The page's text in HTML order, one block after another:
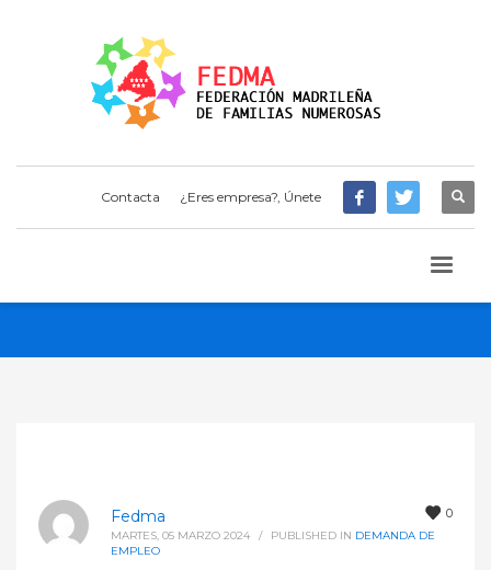
Contacta ¿Eres empresa?, Únete
0
Fedma
MARTES, 05 MARZO 2024 / PUBLISHED IN DEMANDA DE
EMPLEO